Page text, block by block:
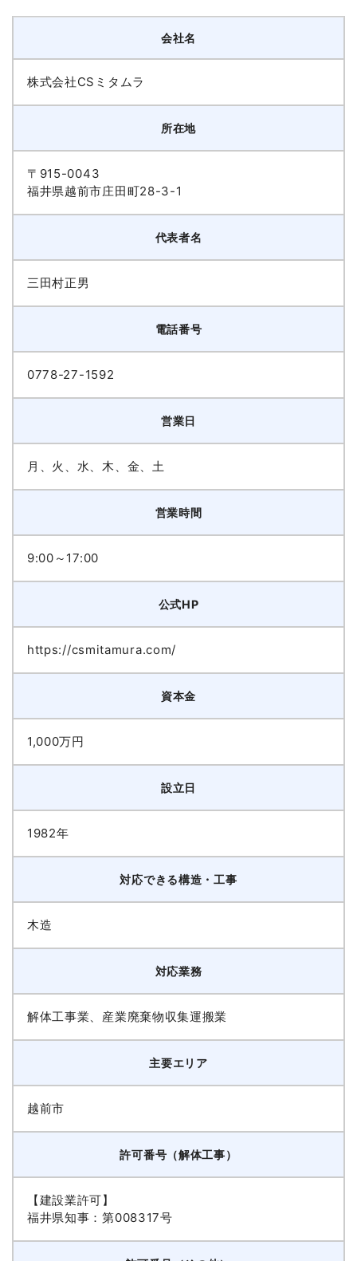
会社名
株式会社CSミタムラ
所在地
〒915-0043
福井県越前市庄田町28-3-1
代表者名
三田村正男
電話番号
0778-27-1592
営業日
月、火、水、木、金、土
営業時間
9:00～17:00
公式HP
https://csmitamura.com/
資本金
1,000万円
設立日
1982年
対応できる構造・工事
木造
対応業務
解体工事業、産業廃棄物収集運搬業
主要エリア
越前市
許可番号（解体工事）
【建設業許可】
福井県知事：第008317号